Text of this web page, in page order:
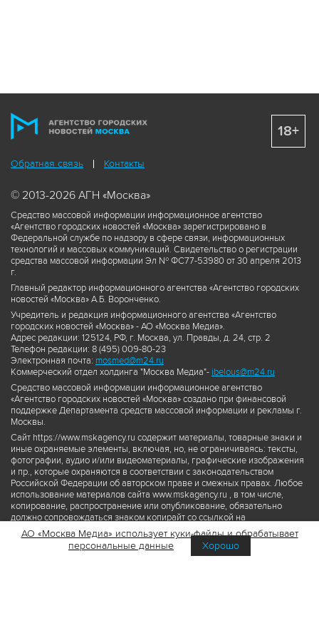
Обратная связь Контакты
© 2013-2026 АГН «Москва»
Средство массовой информации информационное агентство
«Агентство городских новостей «Москва» зарегистрировано в
Федеральной службе по надзору в сфере связи, информационных
технологий и массовых коммуникаций. Свидетельство о регистрации
средства массовой информации Эл № ФС77-53980 от 30 апреля 2013
г.
Главный редактор информационного агентства «Агентство городских
новостей «Москва» А.Б. Воронченко.
Учредитель и редакция информационного агентства «Агентство
городских новостей «Москва» - АО «Москва Медиа».
Адрес редакции: 125124, РФ, г. Москва, ул. Правды, д. 24, стр. 2
Телефон редакции: 8 (495) 009-80-23
Электронная почта: mosmed@m24.ru
Коммерческий отдел холдинга "Москва Медиа"- ibelous@m24.ru
Средство массовой информации информационное агентство
«Агентство городских новостей «Москва» создано при финансовой
поддержке Департамента средств массовой информации и рекламы г.
Москвы.
Сайт https://www.mskagency.ru содержит материалы, товарные знаки и
иные охраняемые элементы, включая, но, не ограничиваясь: тексты,
фотографии, аудио и/или видеоматериалы, графические изображения
и пр., которые охраняются в соответствии с законодательством
Российской Федерации об авторском праве и смежных правах. Любое
использование материалов сайта www.mskagency.ru , в том числе,
копирование, распространение или опубликование, обязательно
должно сопровождаться знаком копирайт со ссылкой на
правообладателя © АО «Москва Медиа», а также гиперссылкой на сайт
www.mskagency.ru как на первоисточник информации. Переработка
материалов сайта www.mskagency.ru не допускается.
18+
АО «Москва Медиа» использует куки-файлы и обрабатывает
персональные данные
Хорошо